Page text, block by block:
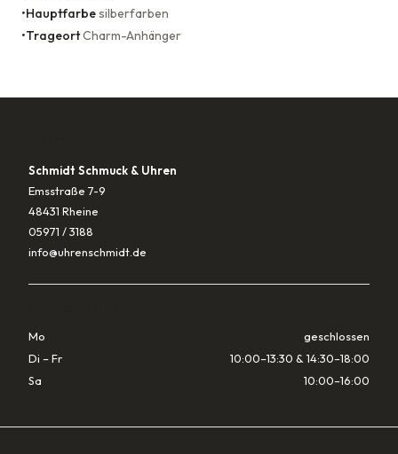
•Hauptfarbesilberfarben
•TrageortCharm-Anhänger
Schmidt Schmuck & Uhren
Emsstraße 7-9
48431 Rheine
05971 / 3188
info@uhrenschmidt.de
Mo
geschlossen
Di – Fr
10:00–13:30 & 14:30–18:00
Sa
10:00–16:00